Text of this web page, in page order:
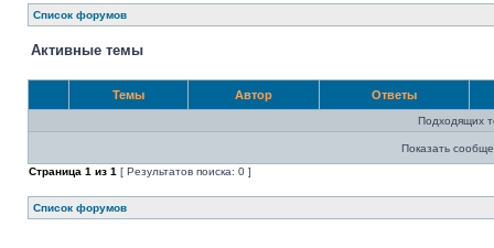
Список форумов
Активные темы
Темы Автор Ответы
Подходящих
Показать
Страница 1 из 1 [ Результатов поиска: 0 ]
Список форумов